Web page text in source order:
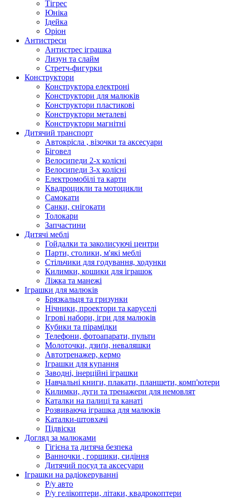
Тігрес
Юніка
Ідейка
Оріон
Антистреси
Антистрес іграшка
Лизун та слайм
Стретч-фигурки
Конструктори
Конструктора електроні
Конструктори для малюків
Конструктори пластикові
Конструктори металеві
Конструктори магнітні
Дитячий транспорт
Автокрісла , візочки та аксесуари
Біговел
Велосипеди 2-х колісні
Велосипеди 3-х колісні
Електромобілі та карти
Квадроцикли та мотоцикли
Самокати
Санки, снігокати
Толокари
Запчастини
Дитячі меблі
Гойдалки та заколисуючі центри
Парти, столики, м'які меблі
Стільчики для годування, ходунки
Килимки, кошики для іграшок
Ліжка та манежі
Іграшки для малюків
Брязкальця та гризунки
Нічники, проектори та каруселі
Ігрові набори, ігри для малюків
Кубики та пірамідки
Телефони, фотоапарати, пульти
Молоточки, дзиґи, неваляшки
Автотренажер, кермо
Іграшки для купання
Заводні, інерційні іграшки
Навчальні книги, плакати, планшети, комп'ютери
Килимки, дуги та тренажери для немовлят
Каталки на палиці та канаті
Розвиваюча іграшка для малюків
Каталки-штовхачі
Підвіски
Догляд за малюками
Гігієна та дитяча безпека
Ванночки , горщики, сидіння
Дитячий посуд та аксесуари
Іграшки на радіокеруванні
Р/у авто
Р/у гелікоптери, літаки, квадрокоптери